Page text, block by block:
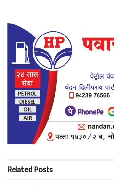
RelatedPosts